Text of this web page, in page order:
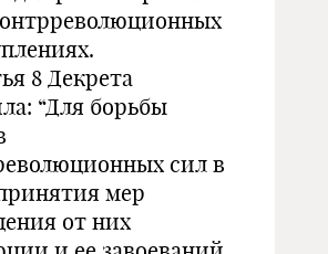
8 Декрета
“Для борьбы
сил в
мер
от них